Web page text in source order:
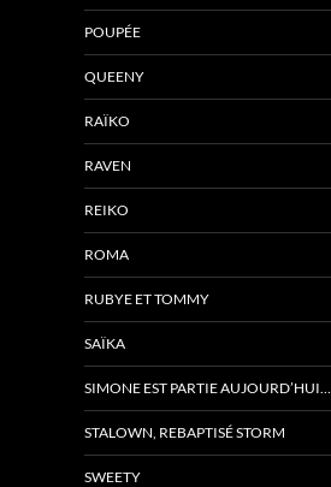
POUPÉE
QUEENY
RAÏKO
RAVEN
REIKO
ROMA
RUBYE ET TOMMY
SAÏKA
SIMONE EST PARTIE AUJOURD’HUI….
STALOWN, REBAPTISÉ STORM
SWEETY